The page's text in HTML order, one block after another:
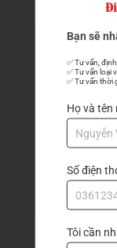
Bạn sẽ
✅ Tư vấn,
✅ Tư vấn loại
✅ Tư vấn thời
Họ và tên
Số điện
Tôi cần